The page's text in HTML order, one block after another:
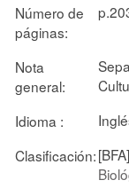
Número de
páginas:
Nota
general:
Idioma :
Clasificación:[BFA]